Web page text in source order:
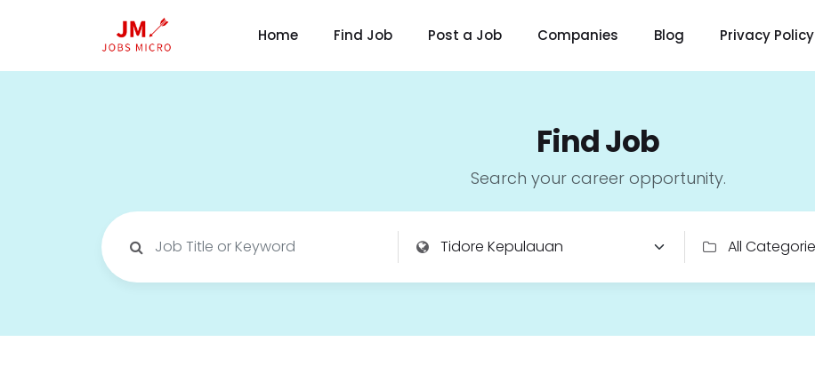
Home Find Job Post a Job Companies Blog Privacy Policy
Find Job
Search your career opportunity.